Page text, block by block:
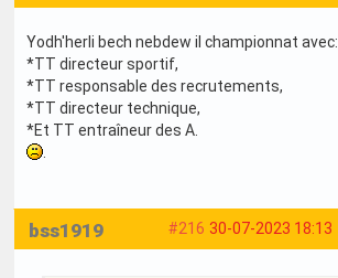
Yodh'herli bech nebdew il championnat avec:
*TT directeur sportif,
*TT responsable des recrutements,
*TT directeur technique,
*Et TT entraîneur des A.
#216 30-07-2023 18:13
bss1919